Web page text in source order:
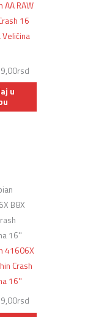
AA RAW
16
Veličina
rsd
u
41606X
Crash
16''
rsd